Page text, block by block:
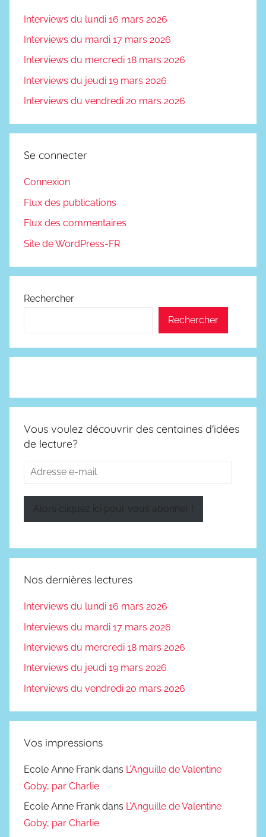
Interviews du lundi 16 mars 2026
Interviews du mardi 17 mars 2026
Interviews du mercredi 18 mars 2026
Interviews du jeudi 19 mars 2026
Interviews du vendredi 20 mars 2026
Se connecter
Connexion
Flux des publications
Flux des commentaires
Site de WordPress-FR
Rechercher
Rechercher
Vous voulez découvrir des centaines d'idées
de lecture?
Adresse
Alors cliquez ici pour vous abonner !
Nos dernières lectures
Interviews du lundi 16 mars 2026
Interviews du mardi 17 mars 2026
Interviews du mercredi 18 mars 2026
Interviews du jeudi 19 mars 2026
Interviews du vendredi 20 mars 2026
Vos impressions
Ecole Anne Frank dans L’Anguille de Valentine
Goby, par Charlie
Ecole Anne Frank dans L’Anguille de Valentine
Goby, par Charlie